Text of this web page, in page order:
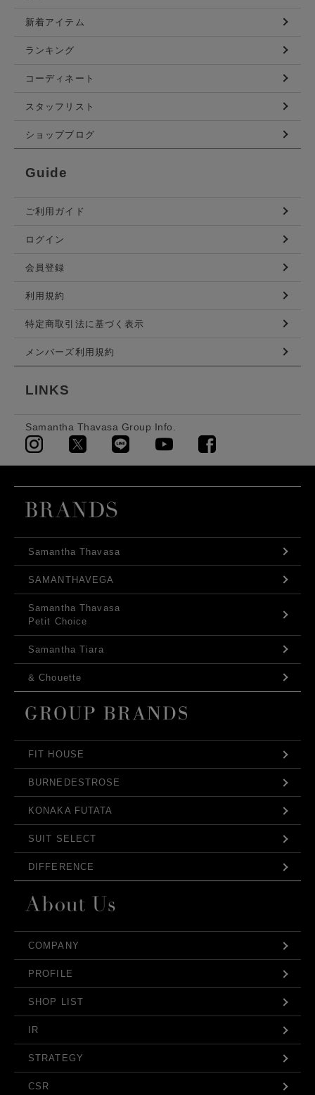
新着アイテム
ランキング
コーディネート
スタッフリスト
ショップブログ
Guide
ご利用ガイド
ログイン
会員登録
利用規約
特定商取引法に基づく表示
メンバーズ利用規約
LINKS
Samantha Thavasa Group Info.
Samantha Thavasa
SAMANTHAVEGA
Samantha Thavasa
Petit Choice
Samantha Tiara
& Chouette
FIT HOUSE
BURNEDESTROSE
KONAKA FUTATA
SUIT SELECT
DIFFERENCE
COMPANY
PROFILE
SHOP LIST
IR
STRATEGY
CSR